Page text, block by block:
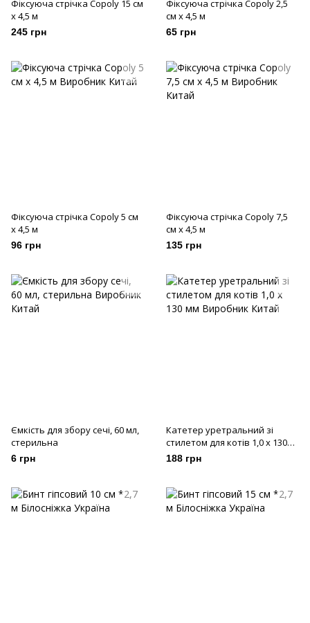
Фіксуюча стрiчка Copoly 15 см
х 4,5 м
245 грн
Фіксуюча стрiчка Copoly 2,5
см х 4,5 м
65 грн
Фіксуюча стрiчка Copoly 5 см
х 4,5 м
96 грн
Фіксуюча стрiчка Copoly 7,5
см х 4,5 м
135 грн
Ємкість для збору сечі, 60 мл,
стерильна
6 грн
Катетер уретральний зі
стилетом для котів 1,0 х 130
мм
188 грн